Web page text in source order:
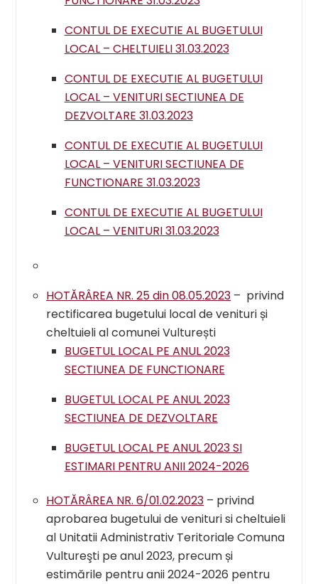
CONTUL DE EXECUTIE AL BUGETULUI
LOCAL – CHELTUIELI 31.03.2023
CONTUL DE EXECUTIE AL BUGETULUI
LOCAL – VENITURI SECTIUNEA DE
DEZVOLTARE 31.03.2023
CONTUL DE EXECUTIE AL BUGETULUI
LOCAL – VENITURI SECTIUNEA DE
FUNCTIONARE 31.03.2023
CONTUL DE EXECUTIE AL BUGETULUI
LOCAL – VENITURI 31.03.2023
HOTĂRÂREA NR. 25 din 08.05.2023 – privind
rectificarea bugetului local de venituri și
cheltuieli al comunei Vulturești
BUGETUL LOCAL PE ANUL 2023
SECTIUNEA DE FUNCTIONARE
BUGETUL LOCAL PE ANUL 2023
SECTIUNEA DE DEZVOLTARE
BUGETUL LOCAL PE ANUL 2023 SI
ESTIMARI PENTRU ANII 2024-2026
HOTĂRÂREA NR. 6/01.02.2023 – privind
aprobarea bugetului de venituri si cheltuieli
al Unitatii Administrativ Teritoriale Comuna
Vultureşti pe anul 2023, precum și
estimările pentru anii 2024-2026 pentru